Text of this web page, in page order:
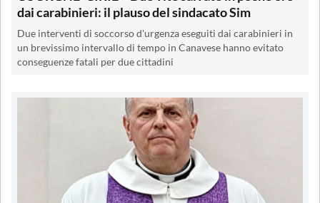
dai carabinieri: il plauso del sindacato Sim
Due interventi di soccorso d'urgenza eseguiti dai carabinieri in
un brevissimo intervallo di tempo in Canavese hanno evitato
conseguenze fatali per due cittadini